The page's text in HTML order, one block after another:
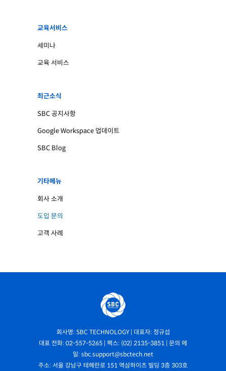
교육서비스
세미나
교육 서비스
최근소식
SBC 공지사항
Google Workspace 업데이트
SBC Blog
기타메뉴
회사 소개
도입 문의
고객 사례
회사명: SBC TECHNOLOGY | 대표자: 정규섭
대표 전화: 02-557-5265 | 팩스: (02) 2135-3851 | 문의 메
일: sbc.support@sbctech.net
주소: 서울 강남구 테헤란로 151 역삼하이츠 빌딩 3층 303호